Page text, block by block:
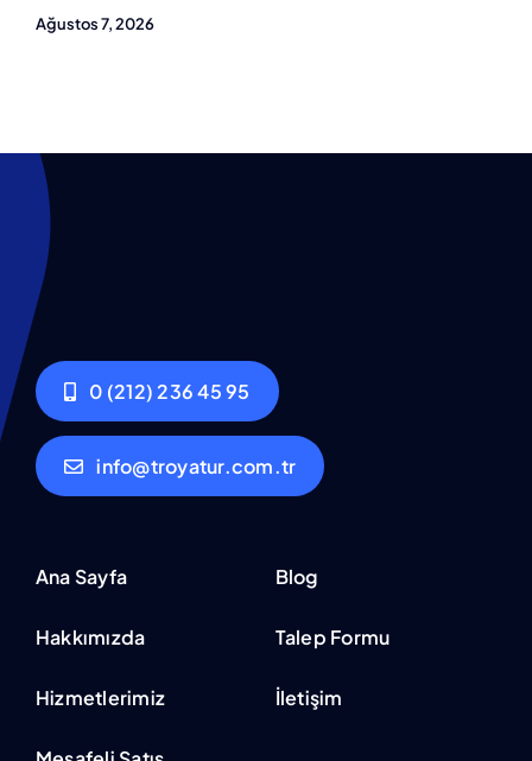
Ağustos 7, 2026
0 (212) 236 45 95
info@troyatur.com.tr
Ana Sayfa
Hakkımızda
Hizmetlerimiz
Blog
Talep Formu
İletişim